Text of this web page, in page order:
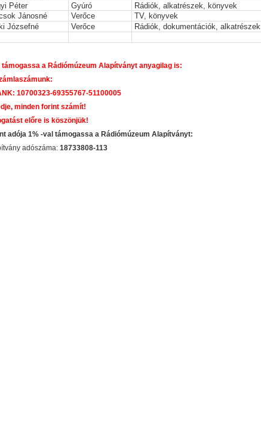
Péter
Gyúró
Rádiók, alkatrészek, könyvek
Jánosné
Verőce
TV, könyvek
Józsefné
Verőce Rádiók, dokumentációk, alkatrészek
támogassa a Rádiómúzeum Alapítványt anyagilag is:
10700323-69355767-51100005
minden forint számít!
előre is köszönjük!
adója 1% -val támogassa a Rádiómúzeum Alapítványt:
adószáma:18733808-113